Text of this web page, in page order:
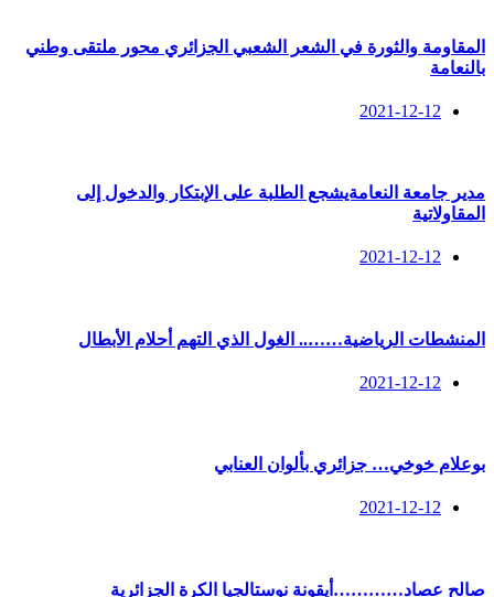
المقاومة والثورة في الشعر الشعبي الجزائري محور ملتقى وطني
بالنعامة
2021-12-12
مدير جامعة النعامةيشجع الطلبة على الإبتكار والدخول إلى
المقاولاتية
2021-12-12
المنشطات الرياضية…….. الغول الذي التهم أحلام الأبطال
2021-12-12
بوعلام خوخي… جزائري بألوان العنابي
2021-12-12
صالح عصاد…………أيقونة نوستالجيا الكرة الجزائرية